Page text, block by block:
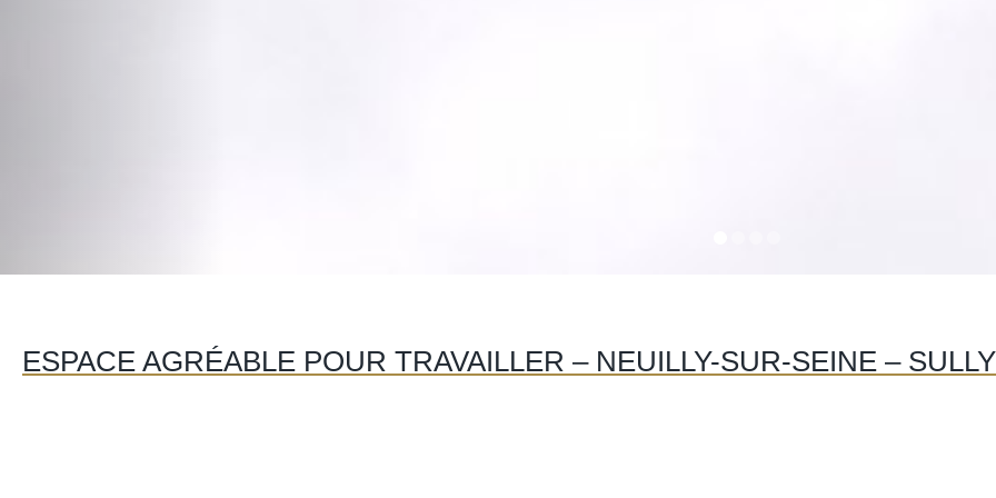
ESPACE AGRÉABLE POUR TRAVAILLER – NEUILLY-SUR-SEINE –